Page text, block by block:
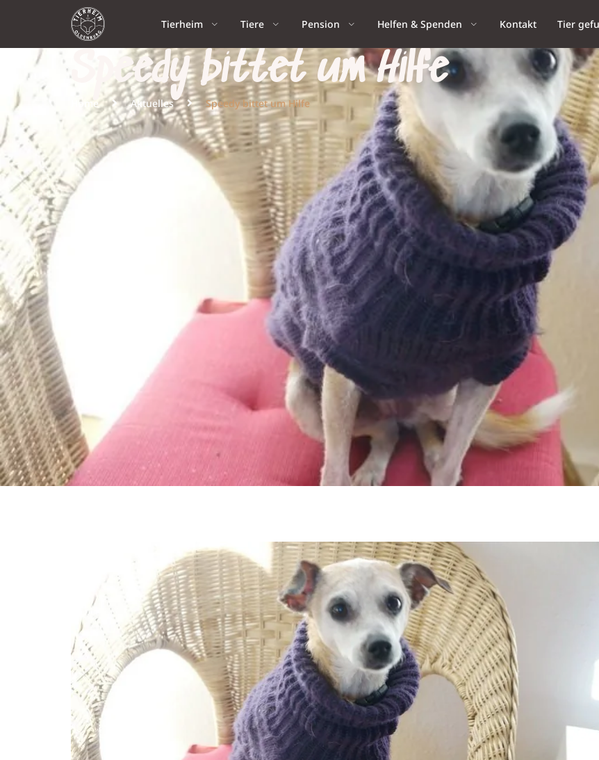
Tierheim Tiere Pension Helfen & Spenden Kontakt Tier
Speedy bittet um Hilfe
Home Aktuelles Speedy bittet um Hilfe